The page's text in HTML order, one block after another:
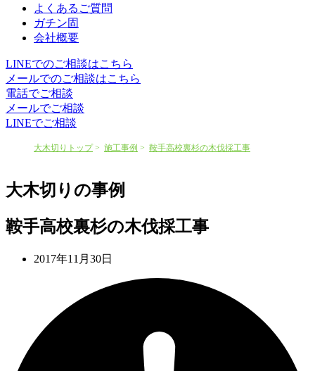
よくあるご質問
ガチン固
会社概要
LINEでのご相談はこちら
メールでのご相談はこちら
電話でご相談
メールでご相談
LINEでご相談
大木切りトップ 施工事例 鞍手高校裏杉の木伐採工事
大木切りの事例
鞍手高校裏杉の木伐採工事
2017年11月30日